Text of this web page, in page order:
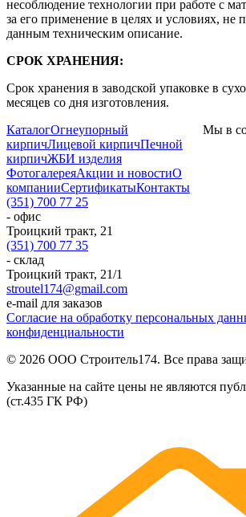
несоблюдение технологии при работе с
за его применение в целях и условиях, не
данным техническим описание.
СРОК ХРАНЕНИЯ:
Срок хранения в заводской упаковке в
месяцев со дня изготовления.
КаталогОгнеупорный
кирпичЛицевой кирпичПечной
кирпичЖБИ изделия
ФотогалереяАкции и новостиО
компанииСертификатыКонтакты
Мы в
(351) 700 77 25
- офис
Троицкий тракт, 21
(351) 700 77 35
- склад
Троицкий тракт, 21/1
stroutel174@gmail.com
e-mail для заказов
Согласие на обработку персональных
конфиденциальности
© 2026 ООО Строитель174. Все права
Указанные на сайте цены не являются
(ст.435 ГК РФ)